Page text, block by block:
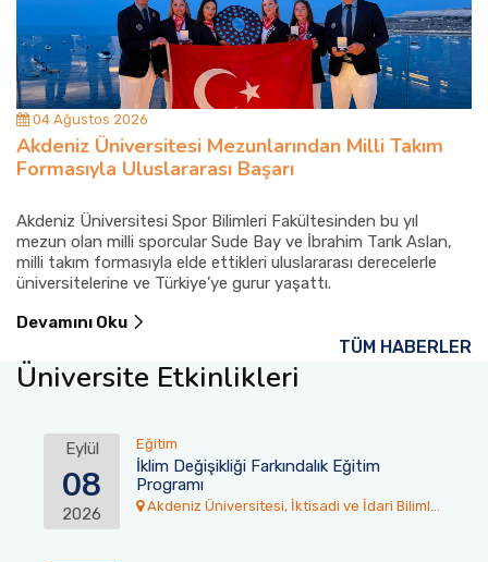
04 Ağustos 2026
Akdeniz Üniversitesi Mezunlarından Milli Takım
Formasıyla Uluslararası Başarı
Akdeniz Üniversitesi Spor Bilimleri Fakültesinden bu yıl
mezun olan milli sporcular Sude Bay ve İbrahim Tarık Aslan,
milli takım formasıyla elde ettikleri uluslararası derecelerle
üniversitelerine ve Türkiye’ye gurur yaşattı.
Devamını Oku
TÜM HABERLER
Üniversite Etkinlikleri
Eylül
08
2026
Eğitim
İklim Değişikliği Farkındalık Eğitim
Programı
Akdeniz Üniversitesi, İktisadi ve İdari Bilimler